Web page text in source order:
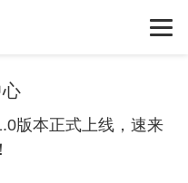
版本正式上线，速来